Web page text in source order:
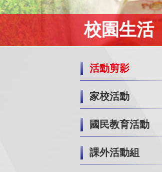
校園生活
活動剪影
家校活動
國民教育活動
課外活動組